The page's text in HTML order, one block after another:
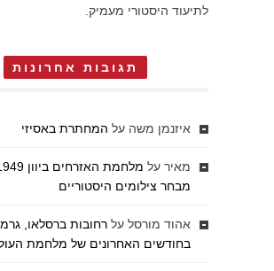
לתיעוד היסטורי מעמיק.
תגובות אחרונות
איזנמן משה על המחתרת באסיזי
מאיר על
מבחר צילומים היסטוריים
אהוד מורסל על רחובות ברסלאו,
בחודשים האחרונים של מלחמת